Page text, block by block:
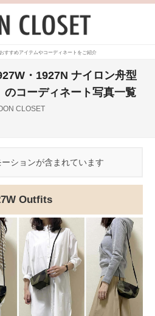
すすめアイテムやコーディネートをご紹介
・1927N ナイロン舟型
のコーディネート写真一覧
CLOSET
ションが含まれています
Outfits